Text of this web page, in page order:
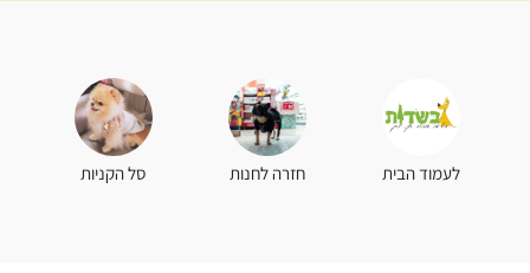
לעמוד הבית חזרה לחנות סל הקניות